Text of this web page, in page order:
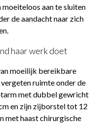
aan te sluiten
de aandacht naar zich
haar werk doet
moeilijk bereikbare
ruimte onder de
met dubbel gewricht
en zijn zijborstel tot 12
met haast chirurgische